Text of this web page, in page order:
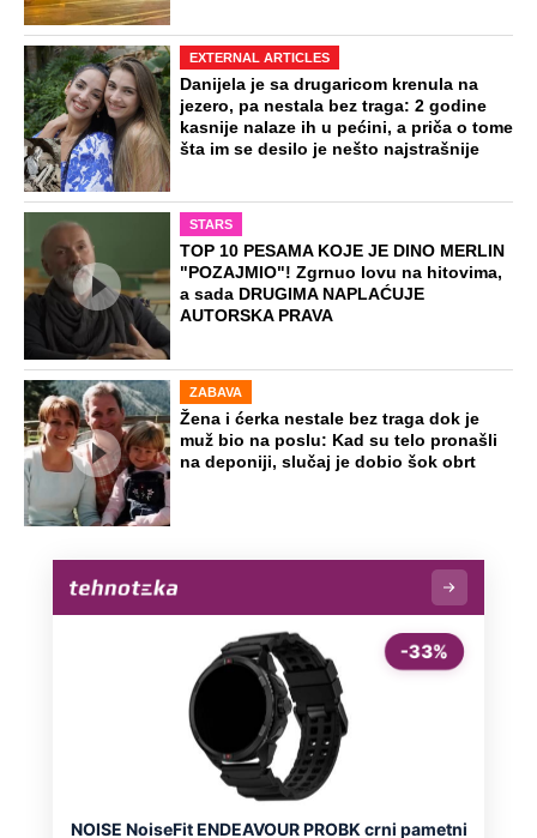
EXTERNAL ARTICLES
Danijela je sa drugaricom krenula na
jezero, pa nestala bez traga: 2 godine
kasnije nalaze ih u pećini, a priča o tome
šta im se desilo je nešto najstrašnije
STARS
TOP 10 PESAMA KOJE JE DINO MERLIN
"POZAJMIO"! Zgrnuo lovu na hitovima,
a sada DRUGIMA NAPLAĆUJE
AUTORSKA PRAVA
ZABAVA
Žena i ćerka nestale bez traga dok je
muž bio na poslu: Kad su telo pronašli
na deponiji, slučaj je dobio šok obrt